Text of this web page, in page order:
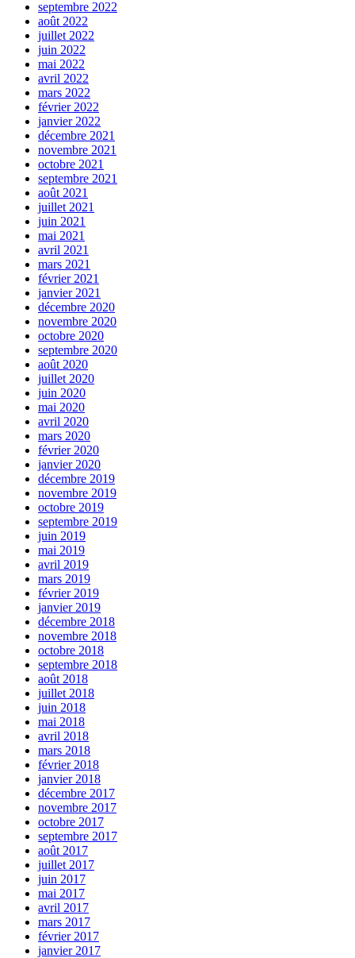
septembre 2022
août 2022
juillet 2022
juin 2022
mai 2022
avril 2022
mars 2022
février 2022
janvier 2022
décembre 2021
novembre 2021
octobre 2021
septembre 2021
août 2021
juillet 2021
juin 2021
mai 2021
avril 2021
mars 2021
février 2021
janvier 2021
décembre 2020
novembre 2020
octobre 2020
septembre 2020
août 2020
juillet 2020
juin 2020
mai 2020
avril 2020
mars 2020
février 2020
janvier 2020
décembre 2019
novembre 2019
octobre 2019
septembre 2019
juin 2019
mai 2019
avril 2019
mars 2019
février 2019
janvier 2019
décembre 2018
novembre 2018
octobre 2018
septembre 2018
août 2018
juillet 2018
juin 2018
mai 2018
avril 2018
mars 2018
février 2018
janvier 2018
décembre 2017
novembre 2017
octobre 2017
septembre 2017
août 2017
juillet 2017
juin 2017
mai 2017
avril 2017
mars 2017
février 2017
janvier 2017